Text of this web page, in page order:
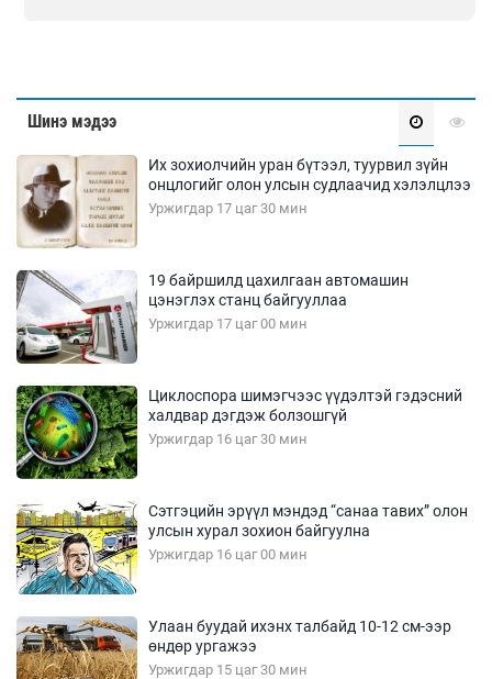
Шинэ мэдээ
Их зохиолчийн уран бүтээл, туурвил зүйн
онцлогийг олон улсын судлаачид хэлэлцлээ
Уржигдар 17 цаг 30 мин
19 байршилд цахилгаан автомашин
цэнэглэх станц байгууллаа
Уржигдар 17 цаг 00 мин
Циклоспора шимэгчээс үүдэлтэй гэдэсний
халдвар дэгдэж болзошгүй
Уржигдар 16 цаг 30 мин
Сэтгэцийн эрүүл мэндэд “санаа тавих” олон
улсын хурал зохион байгуулна
Уржигдар 16 цаг 00 мин
Улаан буудай ихэнх талбайд 10-12 см-ээр
өндөр ургажээ
Уржигдар 15 цаг 30 мин